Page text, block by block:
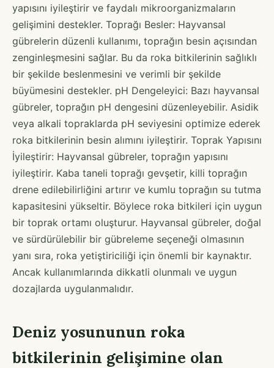
yapısını iyileştirir ve faydalı mikroorganizmaların
gelişimini destekler. Toprağı Besler: Hayvansal
gübrelerin düzenli kullanımı, toprağın besin açısından
zenginleşmesini sağlar. Bu da roka bitkilerinin sağlıklı
bir şekilde beslenmesini ve verimli bir şekilde
büyümesini destekler. pH Dengeleyici: Bazı hayvansal
gübreler, toprağın pH dengesini düzenleyebilir. Asidik
veya alkali topraklarda pH seviyesini optimize ederek
roka bitkilerinin besin alımını iyileştirir. Toprak Yapısını
İyileştirir: Hayvansal gübreler, toprağın yapısını
iyileştirir. Kaba taneli toprağı gevşetir, killi toprağın
drene edilebilirliğini artırır ve kumlu toprağın su tutma
kapasitesini yükseltir. Böylece roka bitkileri için uygun
bir toprak ortamı oluşturur. Hayvansal gübreler, doğal
ve sürdürülebilir bir gübreleme seçeneği olmasının
yanı sıra, roka yetiştiriciliği için önemli bir kaynaktır.
Ancak kullanımlarında dikkatli olunmalı ve uygun
dozajlarda uygulanmalıdır.
Deniz yosununun roka
bitkilerinin gelişimine olan